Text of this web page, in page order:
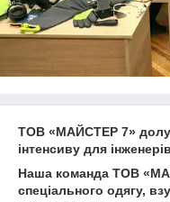
ТОВ «МАЙСТЕР 7»
інтенсиву для
Наша команда ТОВ
спеціального одягу,